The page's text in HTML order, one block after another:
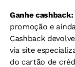
Ganhe cashback:
promoção e
Cashback
via site
do cartão de